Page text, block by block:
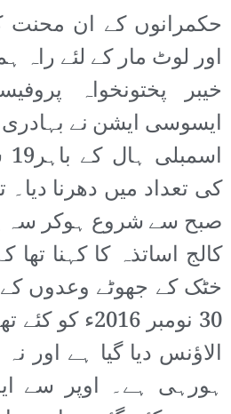
حکمرانوں کے ان
اور لوٹ مار کے لئے راہ
خیبر پختونخواہ
ایسوسی ایشن نے
کی تعداد میں دھرنا
صبح سے شروع ہوکر سہ
کالج اساتذہ کا کہنا تھا
خٹک کے جھوٹے وعدوں
30 نومبر
الاؤنس دیا گیا ہے اور
ہورہی ہے۔ اوپر سے